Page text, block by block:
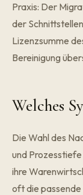
Praxis: Der
der
Lizenzsumme
Bereinigung
Welches
Die Wahl des
und
ihre
oft die